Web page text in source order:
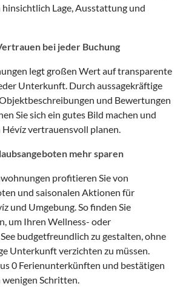
Lage, Ausstattung und
bei jeder Buchung
legt großen Wert auf transparente
Unterkunft. Durch aussagekräftige
und Bewertungen
Sie sich ein gutes Bild machen und
vertrauensvoll planen.
mehr sparen
profitieren Sie von
und saisonalen Aktionen für
und Umgebung. So finden Sie
um Ihren Wellness- oder
budgetfreundlich zu gestalten, ohne
Unterkunft verzichten zu müssen.
0 Ferienunterkünften und bestätigen
wenigen Schritten.